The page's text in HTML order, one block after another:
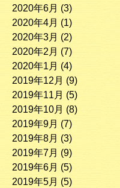
2020年6月 (3)
2020年4月 (1)
2020年3月 (2)
2020年2月 (7)
2020年1月 (4)
2019年12月 (9)
2019年11月 (5)
2019年10月 (8)
2019年9月 (7)
2019年8月 (3)
2019年7月 (9)
2019年6月 (5)
2019年5月 (5)